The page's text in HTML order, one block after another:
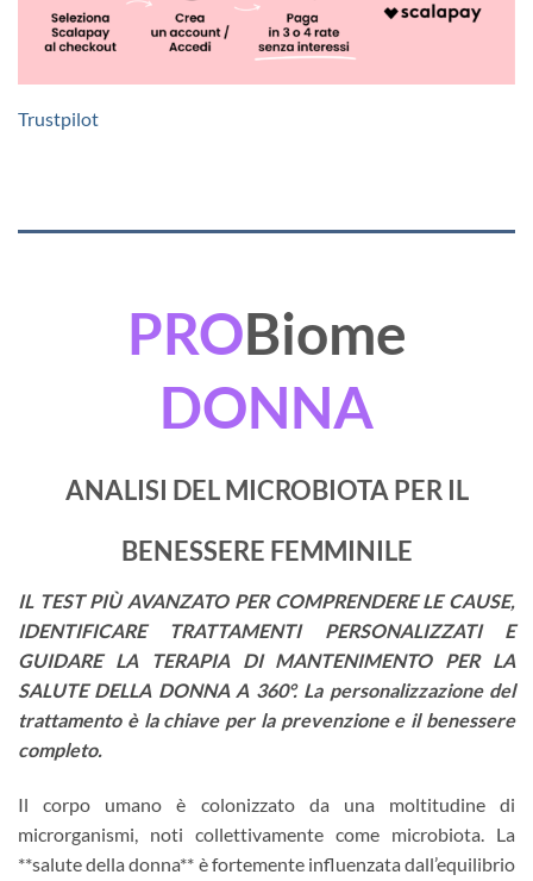
Trustpilot
PROBiome
DONNA
ANALISI DEL MICROBIOTA PER IL
BENESSERE FEMMINILE
IL TEST PIÙ AVANZATO PER COMPRENDERE LE CAUSE,
IDENTIFICARE TRATTAMENTI PERSONALIZZATI E
GUIDARE LA TERAPIA DI MANTENIMENTO PER LA
SALUTE DELLA DONNA A 360°. La personalizzazione del
trattamento è la chiave per la prevenzione e il benessere
completo.
Il corpo umano è colonizzato da una moltitudine di
microrganismi, noti collettivamente come microbiota. La
**salute della donna** è fortemente influenzata dall’equilibrio